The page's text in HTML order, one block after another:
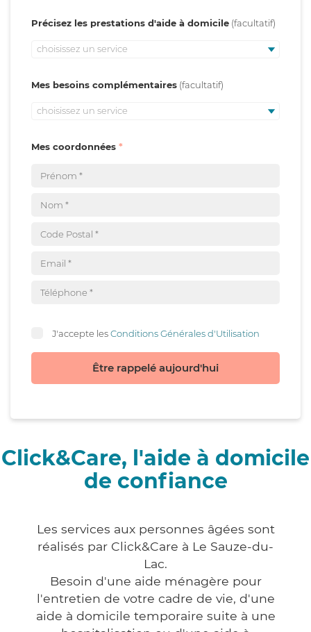
Précisez les prestations d'aide à domicile
choisissez un service
Mes besoins complémentaires
choisissez un service
Mes coordonnées
J'accepte lesConditions Générales d'Utilisation
Être rappelé aujourd'hui
Click&Care, l'aide à domicile
de confiance
Les services aux personnes âgées sont
réalisés par Click&Care à Le Sauze-du-
Lac.
Besoin d'une aide ménagère pour
l'entretien de votre cadre de vie, d'une
aide à domicile temporaire suite à une